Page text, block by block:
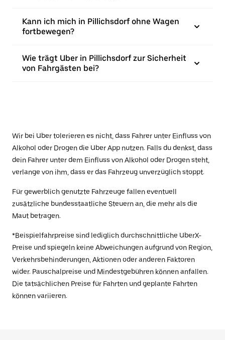
Kann ich mich in Pillichsdorf ohne Wagen
fortbewegen?
Wie trägt Uber in Pillichsdorf zur Sicherheit
von Fahrgästen bei?
Wir bei Uber tolerieren es nicht, dass Fahrer unter Einfluss von
Alkohol oder Drogen die Uber App nutzen. Falls du denkst, dass
dein Fahrer unter dem Einfluss von Alkohol oder Drogen steht,
verlange von ihm, dass er das Fahrzeug unverzüglich stoppt.
Für gewerblich genutzte Fahrzeuge fallen eventuell
zusätzliche bundesstaatliche Steuern an, die mehr als die
Maut betragen.
*Beispielfahrpreise sind lediglich durchschnittliche UberX-
Preise und spiegeln keine Abweichungen aufgrund von Region,
Verkehrsbehinderungen, Aktionen oder anderen Faktoren
wider. Pauschalpreise und Mindestgebühren können anfallen.
Die tatsächlichen Preise für Fahrten und geplante Fahrten
können variieren.